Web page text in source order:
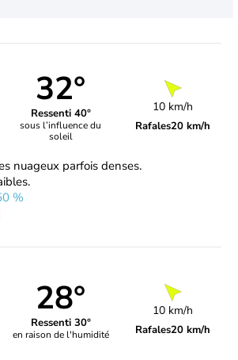
32°
Ressenti 40°
sous l’influence du
soleil
10 km/h
Rafales20 km/h
nuageux parfois denses.
%
28°
Ressenti 30°
en raison de l'humidité
10 km/h
Rafales20 km/h